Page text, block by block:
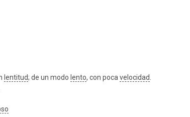
lentitud; de un modo lento, con pocavelocidad.